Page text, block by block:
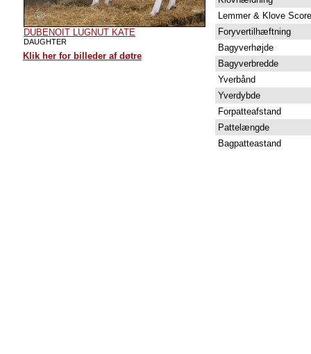
DUBENOIT LUGNUT KATE
DAUGHTER
Klik her for billeder af døtre
Lemmer & Klove Score
Foryvertilhæftning
Bagyverhøjde
Bagyverbredde
Yverbånd
Yverdybde
Forpatteafstand
Pattelængde
Bagpatteastand